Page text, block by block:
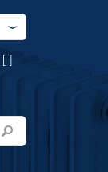
[ ]